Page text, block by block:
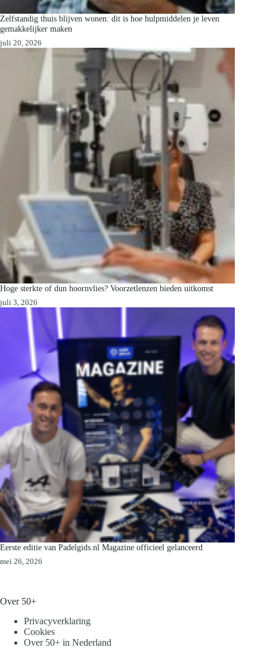
Zelfstandig thuis blijven wonen: dit is hoe hulpmiddelen je leven
gemakkelijker maken
juli 20, 2026
Hoge sterkte of dun hoornvlies? Voorzetlenzen bieden uitkomst
juli 3, 2026
Eerste editie van Padelgids.nl Magazine officieel gelanceerd
mei 26, 2026
Over 50+
Privacyverklaring
Cookies
Over 50+ in Nederland